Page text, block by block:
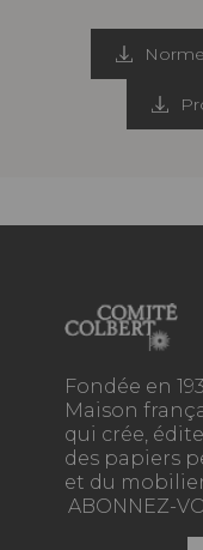
Fondée en
Maison
qui crée,
des papiers
et du
ABONNEZ-